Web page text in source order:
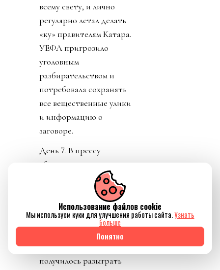
всему свету, и лично
регулярно летал делать
«ку» правителям Катара.
УЕФА пригрозило
уголовным
разбирательством и
потребовала сохранять
все вещественные улики
и информацию о
заговоре.
День 7. В прессу
вбросили рассказы о
том, как Инфантино
буллили в детстве.
Публика восприняла как
должно. «Жаль тебя.
Теперь проваливай». У
тирана не только не
получилось разыграть
Использование файлов cookie
Мы используем куки для улучшения работы сайта.Узнать
больше
Понятно